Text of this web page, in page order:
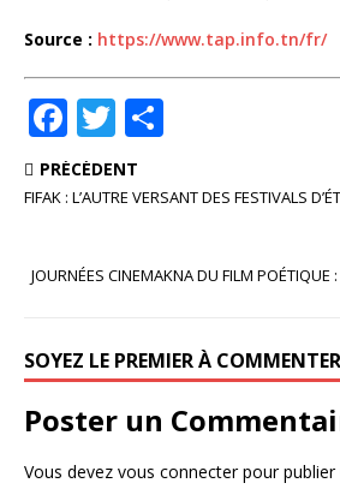
Source : https://www.tap.info.tn/fr/
F
a
c
b
o
k
T
w
it
r
ta
e
PRÉCÉDENT
FIFAK : L’AUTRE VERSANT DES FESTIVALS
JOURNÉES CINEMAKNA DU FILM POÉTIQUE
SOYEZ LE PREMIER À COMMENTER
Poster un
Vous devez vous connecterpour publier